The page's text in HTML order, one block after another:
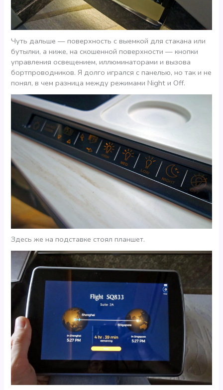
Чуть дальше — поверхность с выемкой для стакана или
бутылки, а ниже, на скошенной поверхности — кнопки
управления освещением, иллюминаторами и вызова
бортпроводников. Я долго игрался с панелью, но так и не
понял, в чем разница между режимами Night и Off.
Здесь же на подставке стоял планшет.